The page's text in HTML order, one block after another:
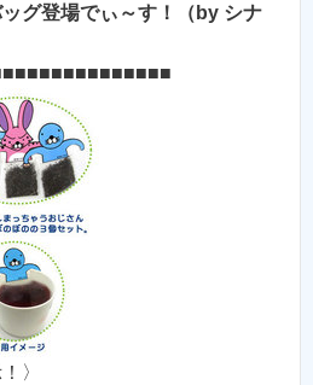
グ登場でぃ～す！（by シナ
〉